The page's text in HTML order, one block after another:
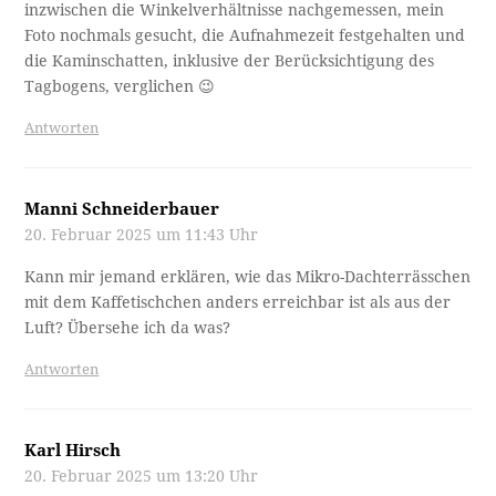
inzwischen die Winkelverhältnisse nachgemessen, mein
Foto nochmals gesucht, die Aufnahmezeit festgehalten und
die Kaminschatten, inklusive der Berücksichtigung des
Tagbogens, verglichen 😉
Antworten
Manni Schneiderbauer
20. Februar 2025 um 11:43 Uhr
Kann mir jemand erklären, wie das Mikro-Dachterrässchen
mit dem Kaffetischchen anders erreichbar ist als aus der
Luft? Übersehe ich da was?
Antworten
Karl Hirsch
20. Februar 2025 um 13:20 Uhr